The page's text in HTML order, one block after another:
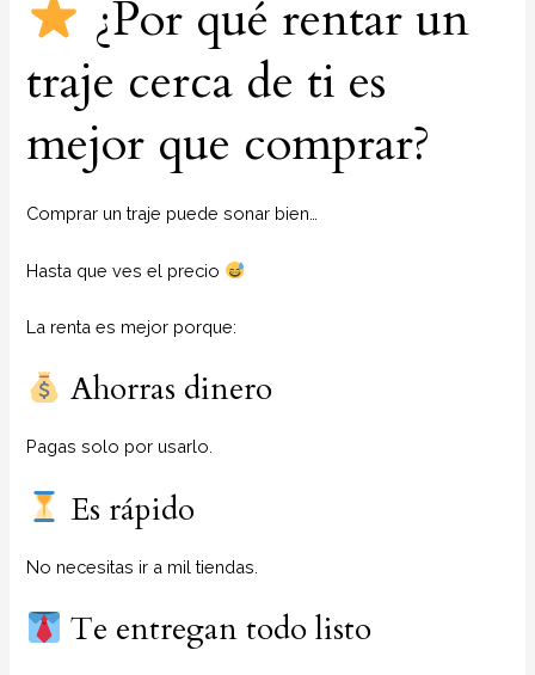
¿Por qué rentar un
traje cerca de ti es
mejor que comprar?
Comprar un traje puede sonar bien…
Hasta que ves el precio
La renta es mejor porque:
Ahorras dinero
Pagas solo por usarlo.
Es rápido
No necesitas ir a mil tiendas.
Te entregan todo listo